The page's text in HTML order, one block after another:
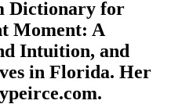
Dictionary for
Moment: A
Intuition, and
in Florida. Her